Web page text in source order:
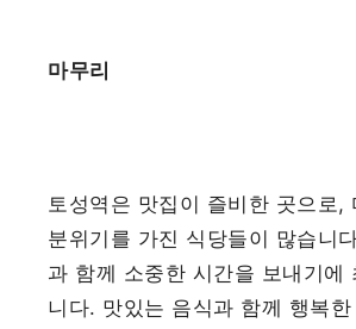
마무리
토성역은 맛집이 즐비한 곳으로,
분위기를 가진 식당들이 많습니
과 함께 소중한 시간을 보내기에
니다. 맛있는 음식과 함께 행복한